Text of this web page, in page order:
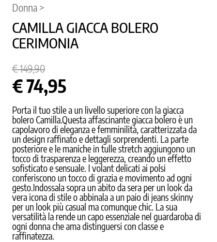
Donna >
CAMILLA GIACCA BOLERO
CERIMONIA
€ 149,90
€ 74,95
Porta il tuo stile a un livello superiore con la giacca
bolero Camilla.Questa affascinante giacca bolero è un
capolavoro di eleganza e femminilità, caratterizzata da
un design raffinato e dettagli sorprendenti. La parte
posteriore e le maniche in tulle stretch aggiungono un
tocco di trasparenza e leggerezza, creando un effetto
sofisticato e sensuale. I volant delicati ai polsi
conferiscono un tocco di grazia e movimento ad ogni
gesto.Indossala sopra un abito da sera per un look da
vera icona di stile o abbinala a un paio di jeans skinny
per un look più casual ma comunque chic. La sua
versatilità la rende un capo essenziale nel guardaroba di
ogni donna che ama distinguersi con classe e
raffinatezza.